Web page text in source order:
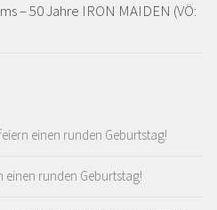
– 50 Jahre IRON MAIDEN (VÖ:
einen runden Geburtstag!
einen runden Geburtstag!